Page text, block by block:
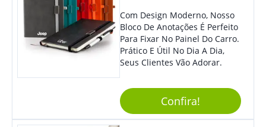
Com Design Moderno, Nosso
Bloco De Anotações É Perfeito
Para Fixar No Painel Do Carro.
Prático E Útil No Dia A Dia,
Seus Clientes Vão Adorar.
Confira!